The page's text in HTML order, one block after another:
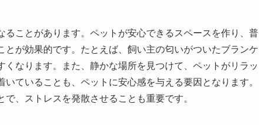
ことがあります。ペットが安心できるスペースを作り、普
が効果的です。たとえば、飼い主の匂いがついたブランケ
なります。また、静かな場所を見つけて、ペットがリラッ
ていることも、ペットに安心感を与える要因となります。
、ストレスを発散させることも重要です。